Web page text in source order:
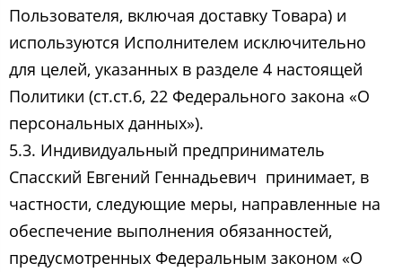
Пользователя, включая доставку Товара) и
используются Исполнителем исключительно
для целей, указанных в разделе 4 настоящей
Политики (ст.ст.6, 22 Федерального закона «О
персональных данных»).
5.3. Индивидуальный предприниматель
Спасский Евгений Геннадьевич ​ принимает, в
частности, следующие меры, направленные на
обеспечение выполнения обязанностей,
предусмотренных Федеральным законом «О